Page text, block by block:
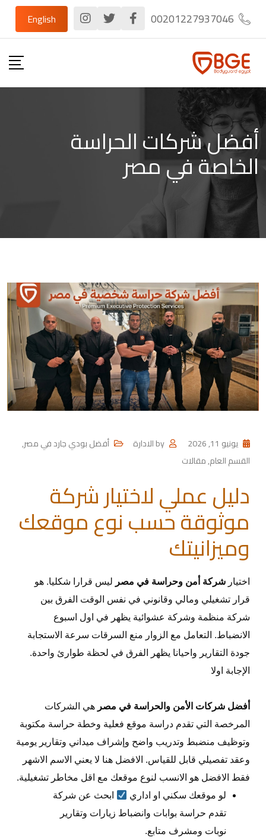
content
00201227937046
English
أفضل شركات الحراسة
الخاصة في مصر
يونيو 11, 2026 byالادارة أفضل بودي جارد في مصر,
القسم العام,مقالات
دليل عملي لاختيار شركة
موثوقة حسب نوع موقعك
وميزانيتك
اختيار شركة أمن وحراسة في مصر ليس قرارا شكليا. هو
قرار تشغيلي ومالي وقانوني في نفس الوقت الفرق بين
شركة منظمة وشركة عشوائية يظهر في اول اسبوع
الانضباط. التعامل مع الزوار منع السرقات سرعة الاستجابة
جودة التقارير واحيانا يظهر الفرق في لحظة طوارئ واحدة.
الإجابة اولا
أفضل شركات الأمن والحراسة في مصر هي الشركات
المرخصة التي تقدم دراسة موقع فعلية وخطة حراسة مكتوبة
وتوظيف منضبط وتدريب واضح وإشراف ميداني وتقارير يومية
وعقد تفصيلي قابل للقياس. الافضل هنا لا يعني الاسم الاشهر
فقط الافضل هو الانسب لنوع موقعك مع اقل مخاطر تشغيلية.
لو موقعك سكني او اداري
ابحث عن شركة
تقدم حراسة بوابات وانضباط زيارات وتقارير
نوبات ومشرف متابع.